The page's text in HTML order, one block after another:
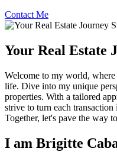
Contact Me
Your Real Estate
Welcome to my world, where
life. Dive into my unique
properties. With a tailored
strive to turn each
Together, let's pave the way
I am Brigitte